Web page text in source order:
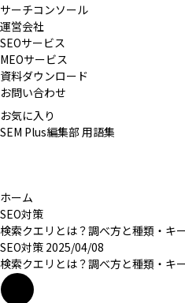
サーチコンソール
運営会社
SEOサービス
MEOサービス
資料ダウンロード
お問い合わせ
お気に入り
SEM Plus編集部 用語集
ホーム
SEO対策
検索クエリとは？調べ方と種類・キ
SEO対策 2025/04/08
検索クエリとは？調べ方と種類・キ